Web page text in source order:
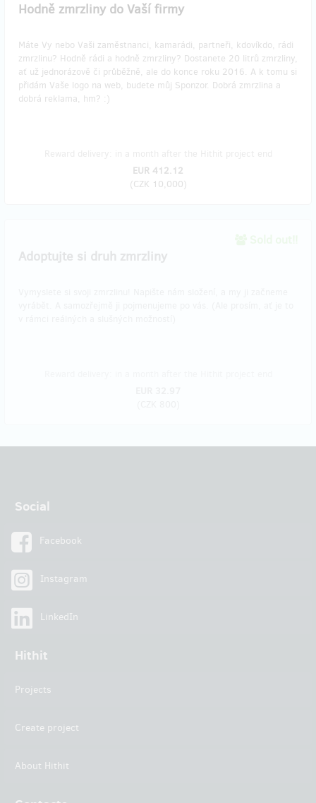
Hodně zmrzliny do Vaší firmy
Máte Vy nebo Vaši zaměstnanci, kamarádi, partneři, kdovíkdo, rádi
zmrzlinu? Hodně rádi a hodně zmrzliny? Dostanete 20 litrů zmrzliny,
ať už jednorázově či průběžně, ale do konce roku 2016. A k tomu si
přidám Vaše logo na web, budete můj Sponzor. Dobrá zmrzlina a
dobrá reklama, hm? :)
EUR 412.12
(CZK 10,000)
​Adoptujte si druh zmrzliny
Social
Facebook
Instagram
LinkedIn
Hithit
Projects
Create project
About Hithit